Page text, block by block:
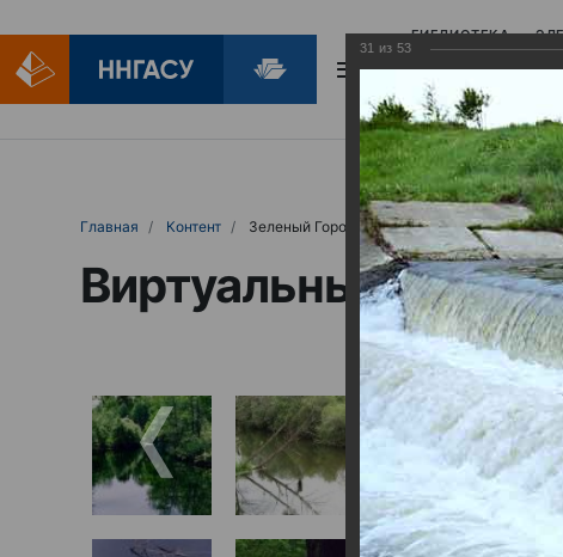
БИБЛИОТЕКА
БИБЛИОПОМОЩЬ
Главная Контент Зеленый Город
Виртуальные
31 из 53